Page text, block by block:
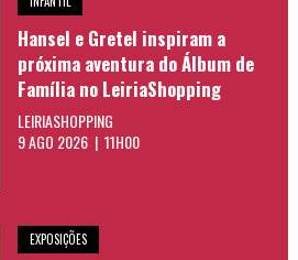
Hansel e Gretel inspiram a
próxima aventura do Álbum de
Família no LeiriaShopping
LEIRIASHOPPING
9 AGO 2026 | 11H00
EXPOSIÇÕES